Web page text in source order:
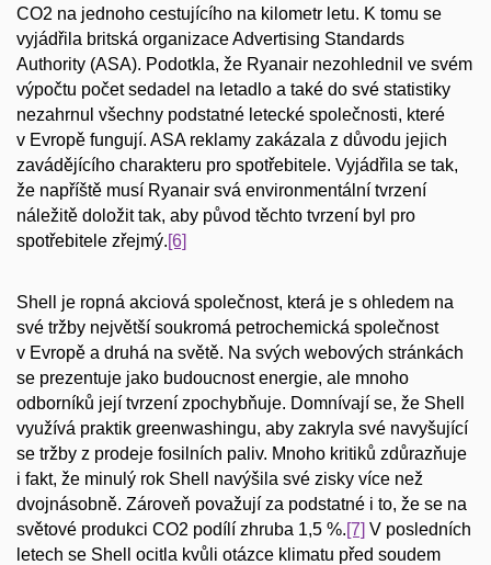
CO2 na jednoho cestujícího na kilometr letu. K tomu se
vyjádřila britská organizace Advertising Standards
Authority (ASA). Podotkla, že Ryanair nezohlednil ve svém
výpočtu počet sedadel na letadlo a také do své statistiky
nezahrnul všechny podstatné letecké společnosti, které
v Evropě fungují. ASA reklamy zakázala z důvodu jejich
zavádějícího charakteru pro spotřebitele. Vyjádřila se tak,
že napříště musí Ryanair svá environmentální tvrzení
náležitě doložit tak, aby původ těchto tvrzení byl pro
spotřebitele zřejmý.[6]
Shell je ropná akciová společnost, která je s ohledem na
své tržby největší soukromá petrochemická společnost
v Evropě a druhá na světě. Na svých webových stránkách
se prezentuje jako budoucnost energie, ale mnoho
odborníků její tvrzení zpochybňuje. Domnívají se, že Shell
využívá praktik greenwashingu, aby zakryla své navyšující
se tržby z prodeje fosilních paliv. Mnoho kritiků zdůrazňuje
i fakt, že minulý rok Shell navýšila své zisky více než
dvojnásobně. Zároveň považují za podstatné i to, že se na
světové produkci CO2 podílí zhruba 1,5 %.[7] V posledních
letech se Shell ocitla kvůli otázce klimatu před soudem